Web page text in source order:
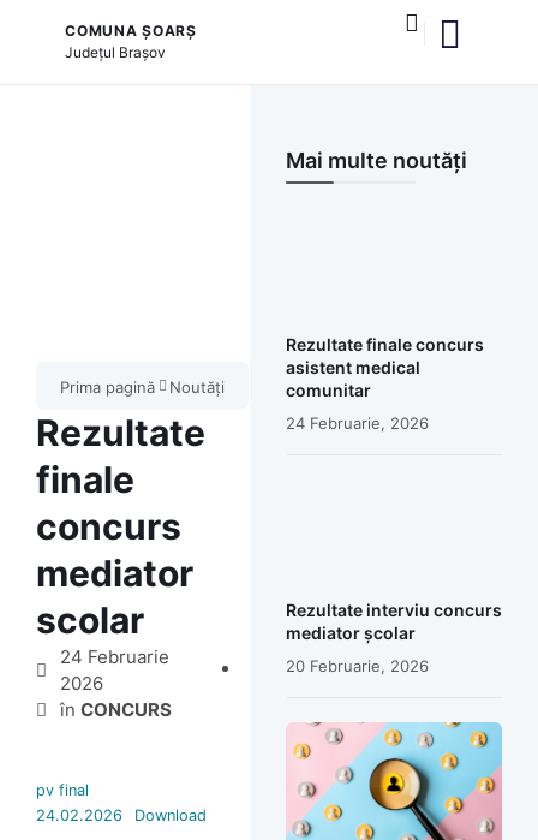
COMUNA ȘOARȘ
Județul Brașov
Prima pagină Noutăți
Rezultate
finale
concurs
mediator
scolar
24 Februarie
2026
în CONCURS
pv final
24.02.2026
Download
Mai multe noutăți
Rezultate finale concurs
asistent medical
comunitar
24 Februarie, 2026
Rezultate interviu concurs
mediator școlar
20 Februarie, 2026